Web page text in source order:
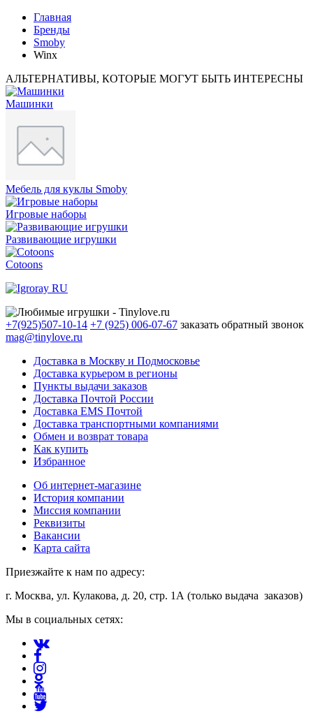
Главная
Бренды
Smoby
Winx
АЛЬТЕРНАТИВЫ, КОТОРЫЕ МОГУТ БЫТЬ ИНТЕРЕСНЫ
Машинки
Мебель для куклы Smoby
Игровые наборы
Развивающие игрушки
Cotoons
+7(925)507-10-14 +7 (925) 006-07-67 заказать обратный звонок
mag@tinylove.ru
Доставка в Москву и Подмосковье
Доставка курьером в регионы
Пункты выдачи заказов
Доставка Почтой России
Доставка EMS Почтой
Доставка транспортными компаниями
Обмен и возврат товара
Как купить
Избранное
Об интернет-магазине
История компании
Миссия компании
Реквизиты
Вакансии
Карта сайта
Приезжайте к нам по адресу:
г. Москва, ул. Кулакова, д. 20, стр. 1А (только выдача заказов)
Мы в социальных сетях: